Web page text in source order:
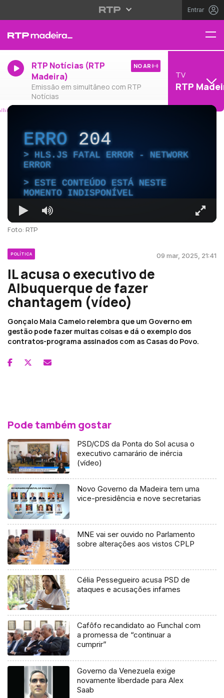
Entrar
RTP Notícias (RTP
Madeira)
Emissão em simultâneo com RTP
Notícias
NO AR
TV
RTP
ERRO204
HLS.JS FATAL ERROR - NETWORK
ERROR
ESTE CONTEÚDO ESTÁ NESTE
MOMENTO INDISPONÍVEL
Foto: RTP
POLÍTICA 09 mar, 2025, 21:41
IL acusa o executivo de
Albuquerque de fazer
chantagem (vídeo)
Gonçalo Maia Camelo relembra que um Governo em
gestão pode fazer muitas coisas e dá o exemplo dos
contratos-programa assinados com as Casas do Povo.
Pode também gostar
PSD/CDS da Ponta do Sol acusa o
executivo camarário de inércia
(vídeo)
Novo Governo da Madeira tem uma
vice-presidência e nove secretarias
MNE vai ser ouvido no Parlamento
sobre alterações aos vistos CPLP
Célia Pessegueiro acusa PSD de
ataques e acusações infames
Cafôfo recandidato ao Funchal com
a promessa de “continuar a
cumprir”
Governo da Venezuela exige
novamente liberdade para Alex
Saab